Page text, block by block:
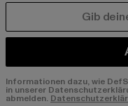
Informationen dazu, wie
in unserer
abmelden.